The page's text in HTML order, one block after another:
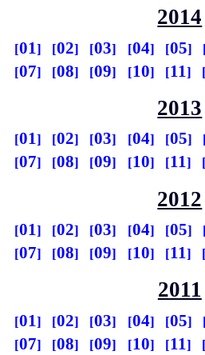
2014
01 02 03 04 05
07
08 09 10 11
2013
01 02 03 04 05
07
08 09 10 11
2012
01 02 03 04 05
07
08 09 10 11
2011
01 02 03 04 05
07
08 09 10 11